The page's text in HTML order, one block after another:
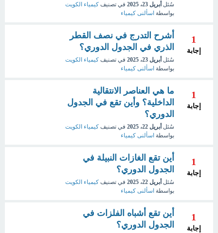
سُئل أبريل 23، 2025 في تصنيف كيمياء الكويت
بواسطة اسألنى كيمياء
1
إجابة
أشرح التدرج في نصف القطر
الذري في الجدول الدوري؟
سُئل أبريل 23، 2025 في تصنيف كيمياء الكويت
بواسطة اسألنى كيمياء
1
إجابة
ما هي العناصر الانتقالية
الداخلية؟ وأين تقع في الجدول
الدوري؟
سُئل أبريل 22، 2025 في تصنيف كيمياء الكويت
بواسطة اسألنى كيمياء
1
إجابة
أين تقع الغازات النبيلة في
الجدول الدوري؟
سُئل أبريل 22، 2025 في تصنيف كيمياء الكويت
بواسطة اسألنى كيمياء
1
إجابة
أين تقع أشباه الفلزات في
الجدول الدوري؟